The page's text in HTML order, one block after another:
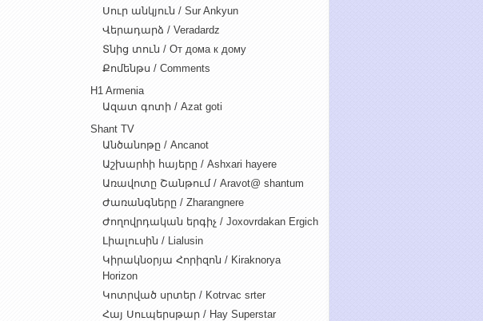
Սուր անկյուն / Sur Ankyun
Վերադարձ / Veradardz
Տնից տուն / От дома к дому
Քոմենթս / Comments
H1 Armenia
Ազատ գոտի / Azat goti
Shant TV
Անծանոթը / Ancanot
Աշխարհի հայերը / Ashxari hayere
Առավոտը Շանթում / Aravot@ shantum
Ժառանգները / Zharangnere
Ժողովրդական երգիչ / Joxovrdakan Ergich
Լիալուսին / Lialusin
Կիրակնօրյա Հորիզոն / Kiraknorya
Horizon
Կոտրված սրտեր / Kotrvac srter
Հայ Սուպերսթար / Hay Superstar